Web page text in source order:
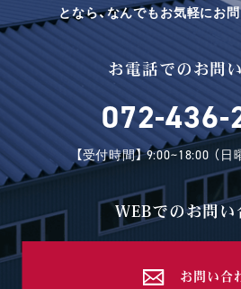
となら、なんでもお気軽にお
お電話でのお問
072-436-
【受付時間】 9:00~18:00 （日
WEBでのお問い
お問い合